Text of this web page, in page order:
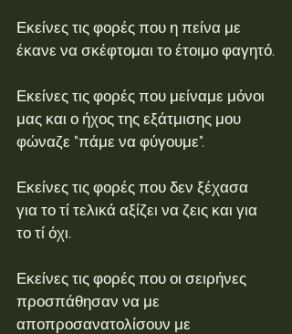
Εκείνες τις φορές που η πείνα με
έκανε να σκέφτομαι το έτοιμο φαγητό.
Εκείνες τις φορές που μείναμε μόνοι
μας και ο ήχος της εξάτμισης μου
φώναζε "πάμε να φύγουμε".
Εκείνες τις φορές που δεν ξέχασα
για το τί τελικά αξίζει να ζεις και για
το τί όχι.
Εκείνες τις φορές που οι σειρήνες
προσπάθησαν να με
αποπροσανατολίσουν με